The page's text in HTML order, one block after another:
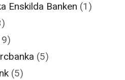
Enskilda Banken (1)
(5)
(5)